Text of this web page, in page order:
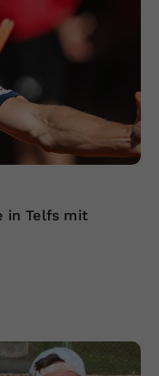
in Telfs mit